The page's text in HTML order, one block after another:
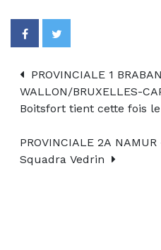
PROVINCIALE 1
WALLON/BRUXELLES-
Boitsfort tient cette fois
PROVINCIALE 2A
Squadra Vedrin